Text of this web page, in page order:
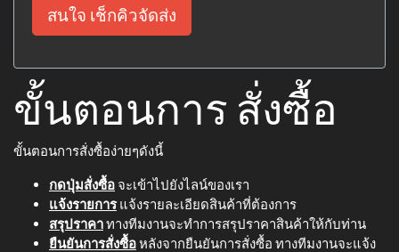
สนใจ เช็กคิวจัดส่ง
ขั้นตอนการ สั่งซื้อ
ขั้นตอนการสั่งซื้อง่ายๆดังนี้
กดปุ่มสั่งซื้อ จะเข้าไปยังไลน์ของเรา
แจ้งรายการแจ้งรายละเอียดสินค้าที่ต้องการ
สรุปราคาทางทีมงานจะทำการสรุปราคาสินค้าให้กับท่าน
ยืนยันการสั่งซื้อหลังจากยืนยันการสั่งซื้อ ทางทีมงานจะแจ้ง